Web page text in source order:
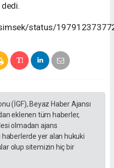
status/
(İGF), Beyaz Haber Ajansı
eklenen tüm haberler,
olmadan ajans
haberlerde yer alan hukuki
olup sitemizin hiç bir